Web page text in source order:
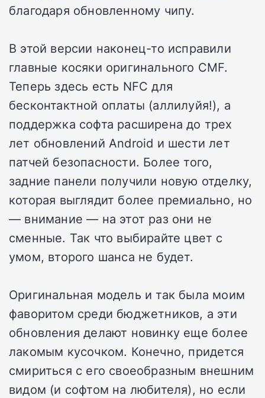
благодаря обновленному чипу.
В этой версии наконец-то исправили
главные косяки оригинального CMF.
Теперь здесь есть NFC для
бесконтактной оплаты (аллилуйя!), а
поддержка софта расширена до трех
лет обновлений Android и шести лет
патчей безопасности. Более того,
задние панели получили новую отделку,
которая выглядит более премиально, но
— внимание — на этот раз они не
сменные. Так что выбирайте цвет с
умом, второго шанса не будет.
Оригинальная модель и так была моим
фаворитом среди бюджетников, а эти
обновления делают новинку еще более
лакомым кусочком. Конечно, придется
смириться с его своеобразным внешним
видом (и софтом на любителя), но если